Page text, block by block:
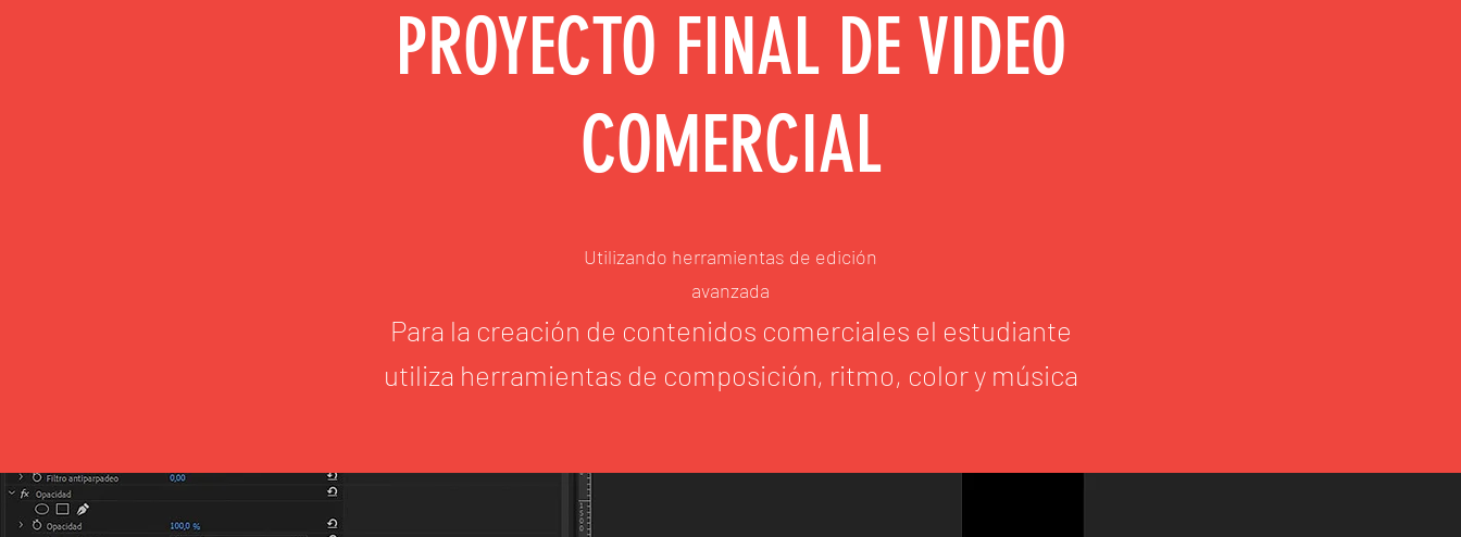
PROYECTO FINAL DE VIDEO
COMERCIAL
Utilizando herramientas de edición
avanzada
Para la creación de contenidos comerciales el estudiante
utiliza herramientas de composición, ritmo, color y música